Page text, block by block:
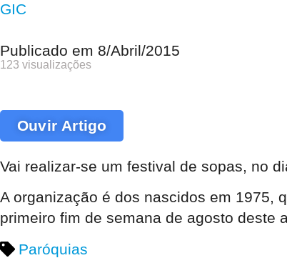
GIC
Publicado em 8/Abril/2015
123 visualizações
Ouvir Artigo
Vai realizar-se um festival de sopas, no
A organização é dos nascidos em 1975,
primeiro fim de semana de agosto deste
Paróquias